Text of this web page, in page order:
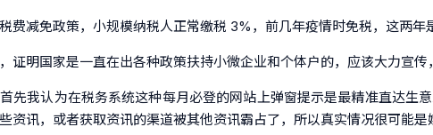
费减免政策，小规模纳税人正常缴税 3%，前几年疫情时免税，这两年
证明国家是一直在出各种政策扶持小微企业和个体户的，应该大力宣传
先我认为在税务系统这种每月必登的网站上弹窗提示是最精准直达
资讯，或者获取资讯的渠道被其他资讯霸占了，所以真实情况很可能